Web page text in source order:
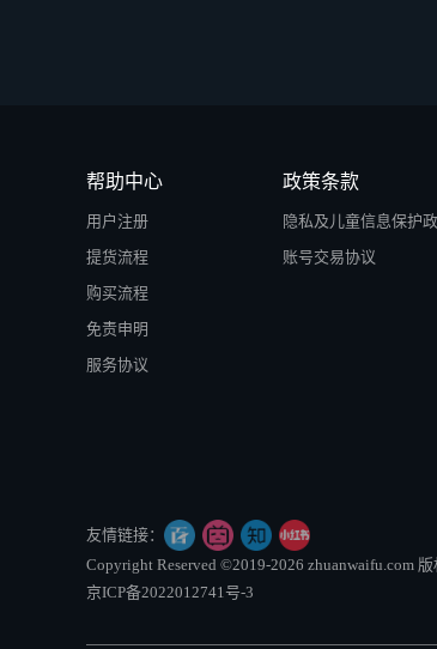
帮助中心
用户注册
提货流程
购买流程
免责申明
服务协议
政策条款
隐私及儿童信息保护
账号交易协议
友情链接：
Copyright Reserved ©2019-2026 zhuanwaifu.com
京ICP备2022012741号-3